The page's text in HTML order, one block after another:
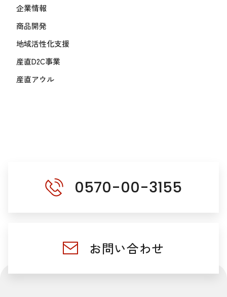
企業情報
商品開発
地域活性化支援
産直D2C事業
産直アウル
0570-00-3155
お問い合わせ